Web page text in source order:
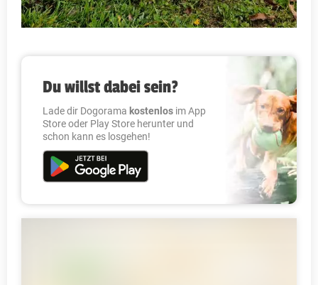
Du willst dabei sein?
Lade dir Dogorama kostenlos im App
Store oder Play Store herunter und
schon kann es losgehen!